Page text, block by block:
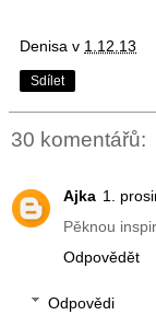
Denisa v 1.12.13
Sdílet
30 komentářů:
Ajka 1.
Pěknou
Odpovědět
Odpovědi